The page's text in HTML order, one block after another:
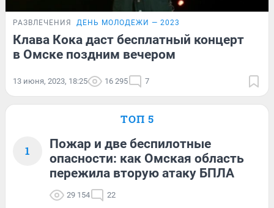
РАЗВЛЕЧЕНИЯ ДЕНЬ МОЛОДЕЖИ — 2023
Клава Кока даст бесплатный концерт
в Омске поздним вечером
13 июня, 2023, 18:25 16 295 7
ТОП 5
1
Пожар и две беспилотные
опасности: как Омская область
пережила вторую атаку БПЛА
29 154 22